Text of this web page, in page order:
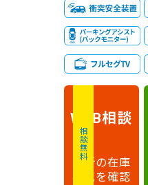
相談無料
WEB相談
最新の在庫
状況を確認